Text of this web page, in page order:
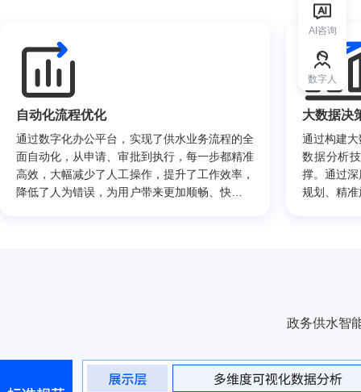
自动化流程优化
通过数字化办公平台，实现了供水业务流程的全
面自动化，从申请、审批到执行，每一步都精准
高效，大幅减少了人工操作，提升了工作效率，
降低了人为错误，为用户带来更加顺畅、快捷的
大数据决
通过构建
数据分析
撑。通过
规划、精
政务供水智
AI咨询
数字人